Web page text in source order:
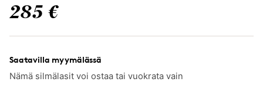
285 €
Saatavilla myymälässä
Nämä silmälasit voi ostaa tai vuokrata vain